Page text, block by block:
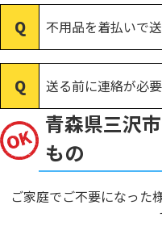
不用品を着払いで
送る前に連絡が必
青森県三沢
もの
ご家庭でご不要になった